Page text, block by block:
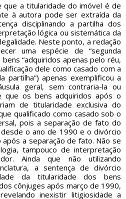
que a titularidade do imóvel é de
à autora pode ser extraída da
disciplinando a partilha dos
lógica ou sistemática da
Neste ponto, a redação
uma espécie de “segunda
“adquiridos apenas pelo réu,
dele como casado com a
partilha”) apenas exemplificou a
geral, sem contraria-la ou
que os bens adquiridos após o
de titularidade exclusiva do
qualificado como casado sob o
pois a separação de fato do
o ano de 1990 e o divórcio
a separação de fato. Não se
tampouco de interpretação
Ainda que não utilizando
a sentença de divórcio
da titularidade dos bens
cônjuges após março de 1990,
inexistir litigiosidade a